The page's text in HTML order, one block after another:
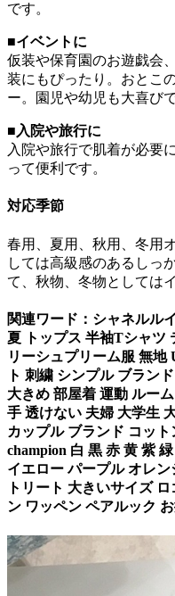
です。
■イベントに
仮装や保育園のお遊戯会
装にもぴったり。おとこ
ー。園児や幼児も大喜びで
■入院や旅行に
入院や旅行で肌着が必要
って便利です。
対応季節
春用、夏用、秋用、冬用
しては高級感のあるしっ
て、秋物、冬物としては
関連ワード：シャネルル
夏 トップス 半袖Tシャツ
リーシュプリーム服 無地
ト 刺繍 シンプル ブラン
大きめ 部屋着 運動 ルー
手 透けない 夫婦 大学生
カップル ブランド コッ
champion 白 黒 赤 黄 紫
イエロー パープル オレ
トリート 大きいサイズ
ン ワッペン ペアルック